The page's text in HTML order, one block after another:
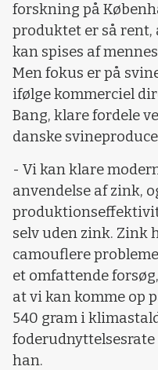
forskning på
produktet er så rent,
kan spises af
Men fokus er på
ifølge kommerciel
Bang, klare fordele
danske
- Vi kan klare
anvendelse af zink,
selv uden zink. Zink
camouflere
et omfattende
at vi kan komme op
540 gram i
foderudnyttelsesrate
han.